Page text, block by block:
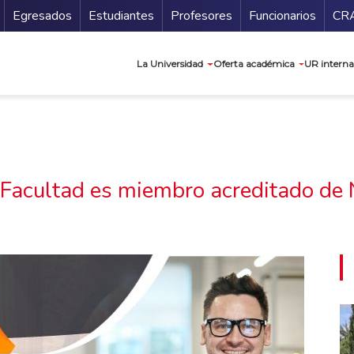
Secundario
Egresados Estudiantes Profesores Funcionarios
La Universidad Oferta académica UR
es miembro acreditado de